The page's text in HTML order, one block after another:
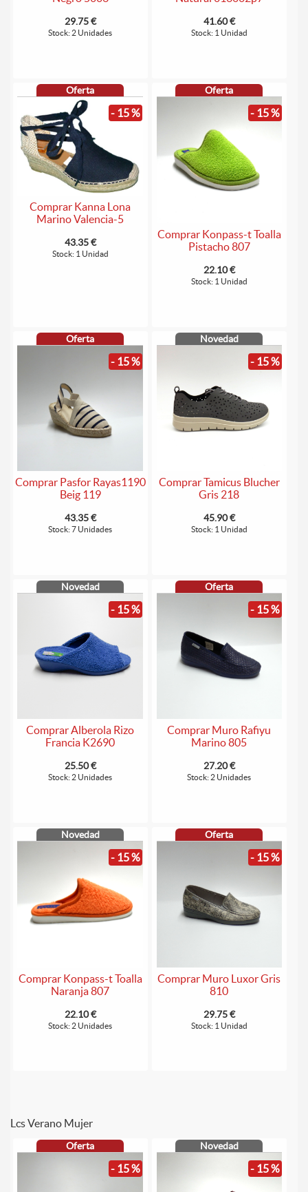
29.75 €
Stock: 2 Unidades
41.60 €
Stock: 1 Unidad
Oferta
- 15 %
Comprar Kanna Lona
Marino Valencia-5
43.35 €
Stock: 1 Unidad
Oferta
- 15 %
Comprar Konpass-t Toalla
Pistacho 807
22.10 €
Stock: 1 Unidad
Oferta
- 15 %
Comprar Pasfor Rayas1190
Beig 119
43.35 €
Stock: 7 Unidades
Novedad
- 15 %
Comprar Tamicus Blucher
Gris 218
45.90 €
Stock: 1 Unidad
Novedad
- 15 %
Comprar Alberola Rizo
Francia K2690
25.50 €
Stock: 2 Unidades
Oferta
- 15 %
Comprar Muro Rafiyu
Marino 805
27.20 €
Stock: 2 Unidades
Novedad
- 15 %
Comprar Konpass-t Toalla
Naranja 807
22.10 €
Stock: 2 Unidades
Oferta
- 15 %
Comprar Muro Luxor Gris
810
29.75 €
Stock: 1 Unidad
Lcs Verano Mujer
Oferta
- 15 %
Novedad
- 15 %